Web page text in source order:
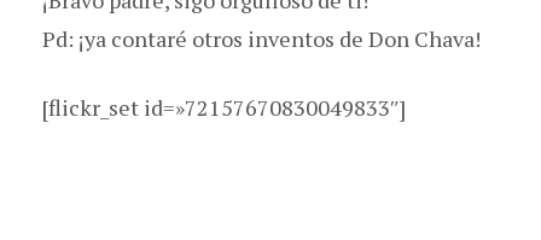
Pd: ¡ya contaré otros inventos de Don Chava!
[flickr_set id=»72157670830049833″]